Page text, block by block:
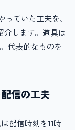
ていた工夫を、
介します。道具は
。代表的なものを
信の工夫
配信時刻を11時